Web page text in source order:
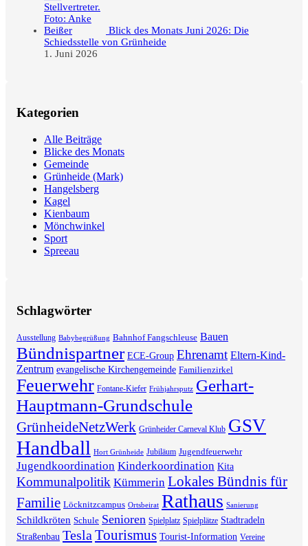
Blick des Monats Juni 2026: Die
Schiedsstelle von Grünheide
1. Juni 2026
Kategorien
Alle Beiträge
Blicke des Monats
Gemeinde
Grünheide (Mark)
Hangelsberg
Kagel
Kienbaum
Mönchwinkel
Sport
Spreeau
Schlagwörter
Ausstellung Babybegrüßung Bahnhof Fangschleuse Bauen
Bündnispartner ECE-Group Ehrenamt Eltern-Kind-
Zentrum evangelische Kirchengemeinde Familienzirkel
Feuerwehr Fontane-Kiefer Frühjahrsputz Gerhart-
Hauptmann-Grundschule
GrünheideNetzWerk Grünheider Carneval Klub GSV
Handball Hort Grünheide Jubiläum Jugendfeuerwehr
Jugendkoordination Kinderkoordination Kita
Kommunalpolitik Kümmerin Lokales Bündnis für
Familie Löcknitzcampus Ortsbeirat Rathaus Sanierung
Schildkröten Schule Senioren Spielplatz Spielplätze Stadtradeln
Straßenbau TeslaTourismus Tourist-Information Vereine